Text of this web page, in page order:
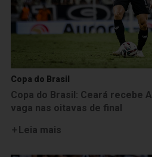
Copa do Brasil
Copa do Brasil: Ceará recebe
vaga nas oitavas de final
Leia mais